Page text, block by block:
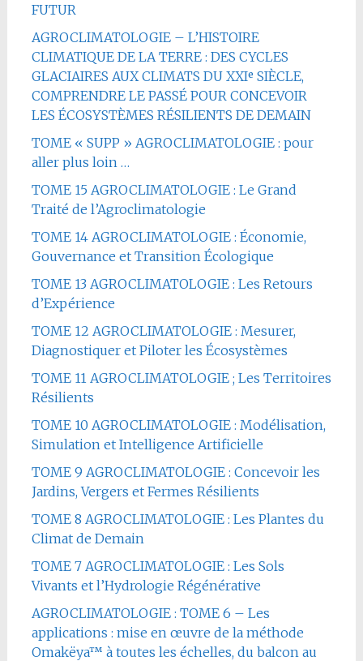
FUTUR
AGROCLIMATOLOGIE – L’HISTOIRE
CLIMATIQUE DE LA TERRE : DES CYCLES
GLACIAIRES AUX CLIMATS DU XXIᵉ SIÈCLE,
COMPRENDRE LE PASSÉ POUR CONCEVOIR
LES ÉCOSYSTÈMES RÉSILIENTS DE DEMAIN
TOME « SUPP » AGROCLIMATOLOGIE : pour
aller plus loin …
TOME 15 AGROCLIMATOLOGIE : Le Grand
Traité de l’Agroclimatologie
TOME 14 AGROCLIMATOLOGIE : Économie,
Gouvernance et Transition Écologique
TOME 13 AGROCLIMATOLOGIE : Les Retours
d’Expérience
TOME 12 AGROCLIMATOLOGIE : Mesurer,
Diagnostiquer et Piloter les Écosystèmes
TOME 11 AGROCLIMATOLOGIE ; Les Territoires
Résilients
TOME 10 AGROCLIMATOLOGIE : Modélisation,
Simulation et Intelligence Artificielle
TOME 9 AGROCLIMATOLOGIE : Concevoir les
Jardins, Vergers et Fermes Résilients
TOME 8 AGROCLIMATOLOGIE : Les Plantes du
Climat de Demain
TOME 7 AGROCLIMATOLOGIE : Les Sols
Vivants et l’Hydrologie Régénérative
AGROCLIMATOLOGIE : TOME 6 – Les
applications : mise en œuvre de la méthode
Omakëya™ à toutes les échelles, du balcon au